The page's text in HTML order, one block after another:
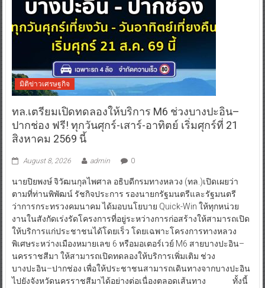
มิติข่าวเศรษฐกิจ
ทล.เตรียมเปิดทดลองให้บริการ M6 ช่วงบางปะอิน–
ปากช่อง ฟรี! ทุกวันศุกร์-เสาร์-อาทิตย์ เริ่มศุกร์ที่ 21
สิงหาคม 2569 นี้
August 8, 2026 admin 0
นายปิยพงษ์ จิวัฒนกุลไพศาล อธิบดีกรมทางหลวง (ทล.)เปิดเผยว่า
ตามที่ท่านพิพัฒน์ รัชกิจประการ รองนายกรัฐมนตรีและรัฐมนตรี
ว่าการกระทรวงคมนาคม ได้มอบนโยบาย Quick-Win ให้ทุกหน่วย
งานในสังกัดเร่งรัดโครงการที่อยู่ระหว่างการก่อสร้างให้สามารถเปิด
ให้บริการแก่ประชาชนได้โดยเร็ว โดยเฉพาะโครงการทางหลวง
พิเศษระหว่างเมืองหมายเลข 6 หรือมอเตอร์เวย์ M6 สายบางปะอิน–
นครราชสีมา ให้สามารถเปิดทดลองให้บริการเพิ่มเติม ช่วง
บางปะอิน–ปากช่อง เพื่อให้ประชาชนสามารถเดินทางจากบางปะอิน
ไปยังจังหวัดนครราชสีมาได้อย่างต่อเนื่องตลอดเส้นทาง ทั้งนี้